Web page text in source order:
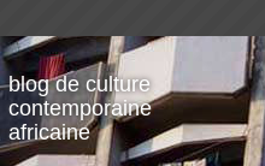
blog de culture
contemporaine
africaine